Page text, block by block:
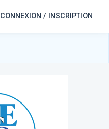
CONNEXION / INSCRIPTION